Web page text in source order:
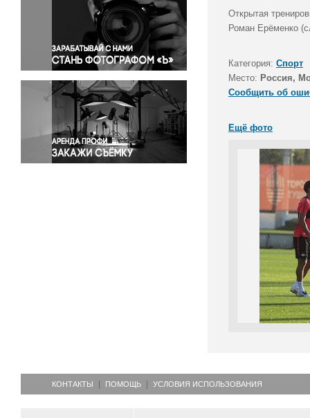
Политика
Правосудие
Происшествия и конфликты
Религия
Светская жизнь
Спорт
Экология
Экономика и бизнес
Открытая
Роман Ерёменко
Категория: Спорт
Место: Россия,
Сообщить об
Ещё фото
КОНТАКТЫ ПОМОЩЬ УСЛОВИЯ ИСПОЛЬЗОВАНИЯ